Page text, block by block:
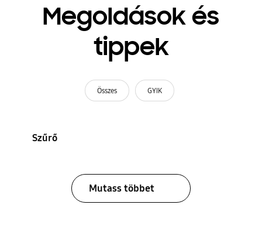
Megoldások és
tippek
Összes GYIK
Szűrő
Mutass többet